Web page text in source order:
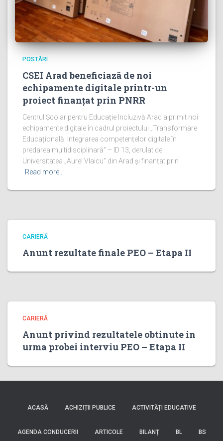
POSTĂRI
CSEI Arad beneficiază de noi
echipamente digitale printr-un
proiect finanțat prin PNRR
Centrul Școlar pentru Educație Incluzivă Arad a primit noi
echipamente digitale în cadrul proiectului „Transformare
Educațională: Integrarea competențelor digitale în
predarea multidisciplinară” – ID 13, derulat de
Universitatea „Aurel Vlaicu” din Arad și finanțat prin
Read more…
CARIERĂ
Anunt rezultate finale PEO – Etapa II
CARIERĂ
Anunt privind rezultatele obtinute in
urma probei interviu PEO – Etapa II
ACASĂ ACHIZIȚII PUBLICE ACTIVITĂȚI EDUCATIVE
AGENDA CONDUCERII ARTICOLE BILANȚ BL BS